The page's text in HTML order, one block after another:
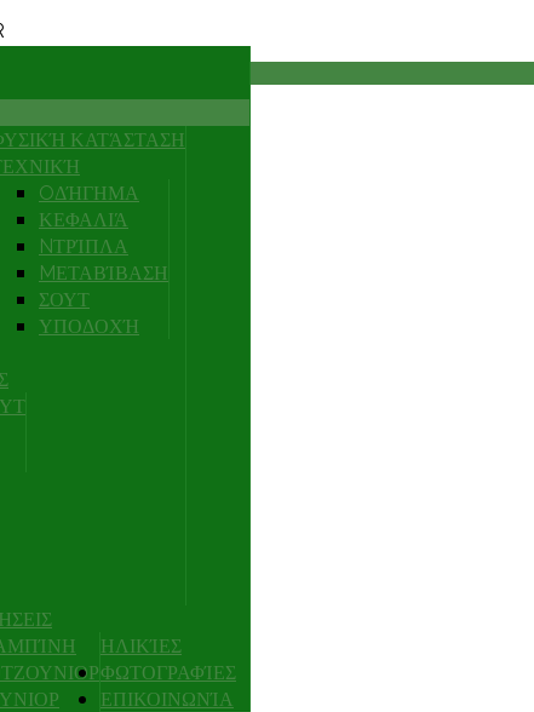
ΚΑΤΆΣΤΑΣΗ
OΔΉΓΗΜΑ
ΚΕΦΑΛΙΆ
NΤΡΊΠΛΑ
MΕΤΑΒΊΒΑΣΗ
ΣΟΥΤ
ΥΠΟΔΟΧΉ
ΗΛΙΚΊΕΣ
ΦΩΤΟΓΡΑΦΊΕΣ
ΕΠΙΚΟΙΝΩΝΊΑ